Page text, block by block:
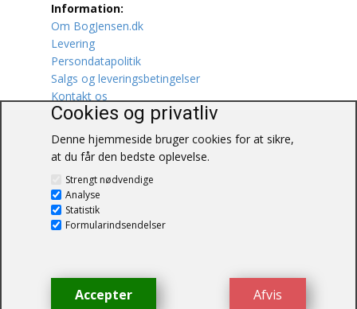
Lystfiskeri
Mad
Musik
Naturen
Oldtidskundskab
Øvrige
Information:
Om BogJensen.dk
Levering
Persondatapolitik
Salgs og leveringsbetingelser
Kontakt os
Blåkærvej 25
6052 Viuf
Tlf.:60703190
© BogJensen.dk – Alle rettigheder
Cookies og privatliv
Denne hjemmeside bruger cookies for at sikre,
at du får den bedste oplevelse.
Strengt nødvendige
Analyse
Statistik
Formularindsendelser
Afvis
Accepter